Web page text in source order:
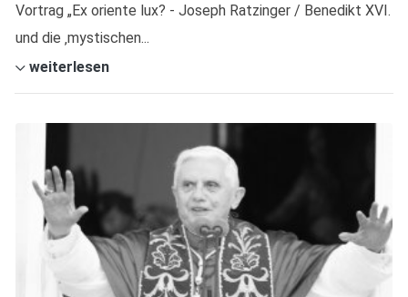
Vortrag „Ex oriente lux? - Joseph Ratzinger / Benedikt XVI.
und die ‚mystischen...
weiterlesen